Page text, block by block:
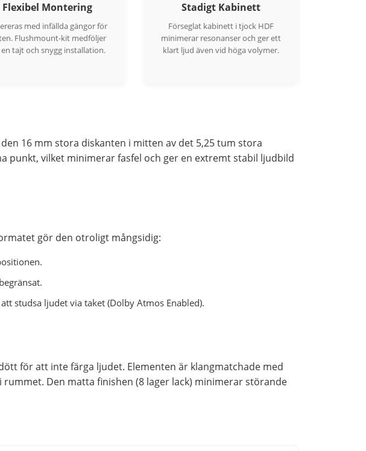
Flexibel Montering
med infällda gängor för
Flushmount-kit medföljer
tajt och snygg installation.
Stadigt Kabinett
Förseglat kabinett i tjock HDF
minimerar resonanser och ger ett
klart ljud även vid höga volymer.
16 mm stora diskanten i mitten av det 5,25 tum stora
punkt, vilket minimerar fasfel och ger en extremt stabil ljudbild
gör den otroligt mångsidig:
studsa ljudet via taket (Dolby Atmos Enabled).
för att inte färga ljudet. Elementen är klangmatchade med
Den matta finishen (8 lager lack) minimerar störande